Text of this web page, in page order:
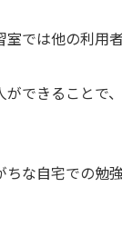
では他の利用
できることで
な自宅での勉